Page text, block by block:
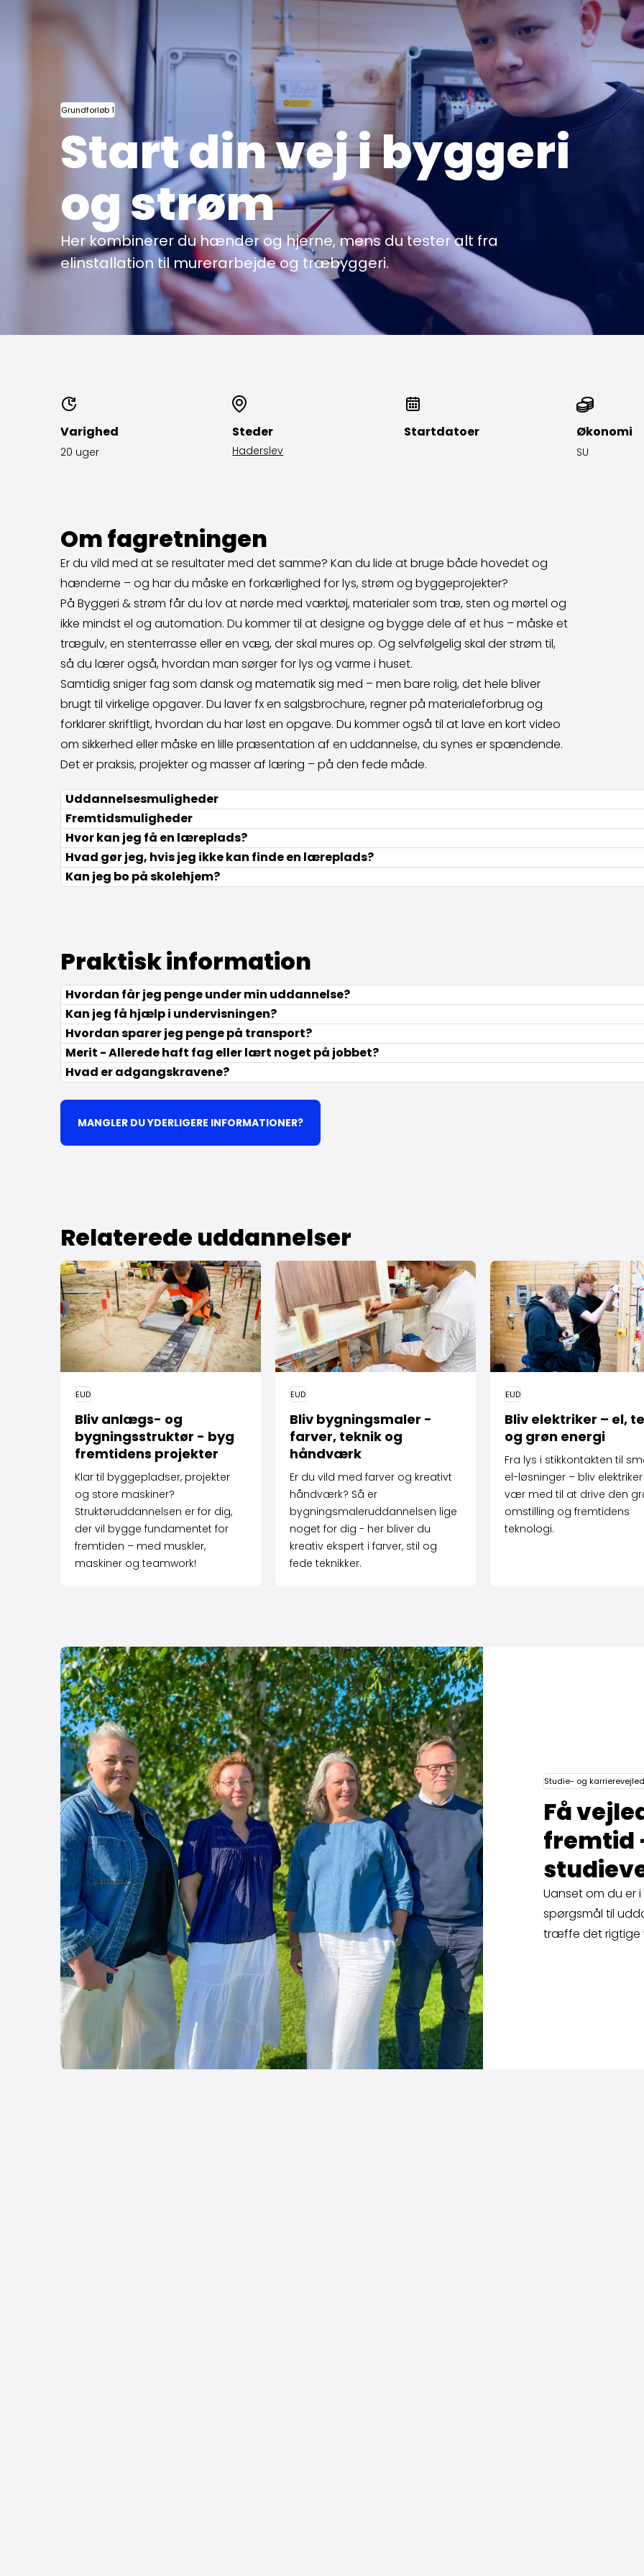
Grundforløb 1
Start din vej i byggeri
og strøm
Her kombinerer du hænder og hjerne, mens du tester alt fra
elinstallation til murerarbejde og træbyggeri.
Varighed
20 uger
Steder
Haderslev
Startdatoer Økonomi
SU
Om fagretningen
Er du vild med at se resultater med det samme? Kan du lide at bruge både hovedet og
hænderne – og har du måske en forkærlighed for lys, strøm og byggeprojekter?
På Byggeri & strøm får du lov at nørde med værktøj, materialer som træ, sten og mørtel og
ikke mindst el og automation. Du kommer til at designe og bygge dele af et hus – måske et
trægulv, en stenterrasse eller en væg, der skal mures op. Og selvfølgelig skal der strøm til,
så du lærer også, hvordan man sørger for lys og varme i huset.
Samtidig sniger fag som dansk og matematik sig med – men bare rolig, det hele bliver
brugt til virkelige opgaver. Du laver fx en salgsbrochure, regner på materialeforbrug og
forklarer skriftligt, hvordan du har løst en opgave. Du kommer også til at lave en kort video
om sikkerhed eller måske en lille præsentation af en uddannelse, du synes er spændende.
Det er praksis, projekter og masser af læring – på den fede måde.
Uddannelsesmuligheder
Fremtidsmuligheder
Hvor kan jeg få en læreplads?
Hvad gør jeg, hvis jeg ikke kan finde en læreplads?
Kan jeg bo på skolehjem?
Praktisk information
Hvordan får jeg penge under min uddannelse?
Kan jeg få hjælp i undervisningen?
Hvordan sparer jeg penge på transport?
Merit - Allerede haft fag eller lært noget på jobbet?
Hvad er adgangskravene?
MANGLER DU YDERLIGERE INFORMATIONER?
Relaterede uddannelser
Læs mere om Bliv anlægs- og bygningsstruktør - byg fremtidens projekter
EUD
Bliv anlægs- og
bygningsstruktør - byg
fremtidens projekter
Klar til byggepladser, projekter
og store maskiner?
Struktøruddannelsen er for dig,
der vil bygge fundamentet for
fremtiden – med muskler,
maskiner og teamwork!
Læs mere om Bliv bygnings­maler - farver, teknik og håndværk
EUD
Bliv bygnings­maler -
farver, teknik og
håndværk
Er du vild med farver og kreativt
håndværk? Så er
bygningsmaleruddannelsen lige
noget for dig - her bliver du
kreativ ekspert i farver, stil og
fede teknikker.
Læs mere om Bliv
EUD
Bliv elektriker – el,
og grøn energi
Fra lys i stikkontakten til
el-løsninger – bliv
vær med til at drive den
omstilling og fremtidens
teknologi.
Studie- og
Få
fremtid
Uanset om du er
spørgsmål til
træffe det rigtige
Læs mere om Få vejledning til din fremtid – kontakt en studie­vejleder